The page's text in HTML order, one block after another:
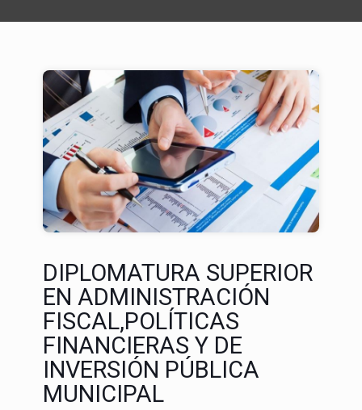
DIPLOMATURA SUPERIOR
EN ADMINISTRACIÓN
FISCAL,POLÍTICAS
FINANCIERAS Y DE
INVERSIÓN PÚBLICA
MUNICIPAL